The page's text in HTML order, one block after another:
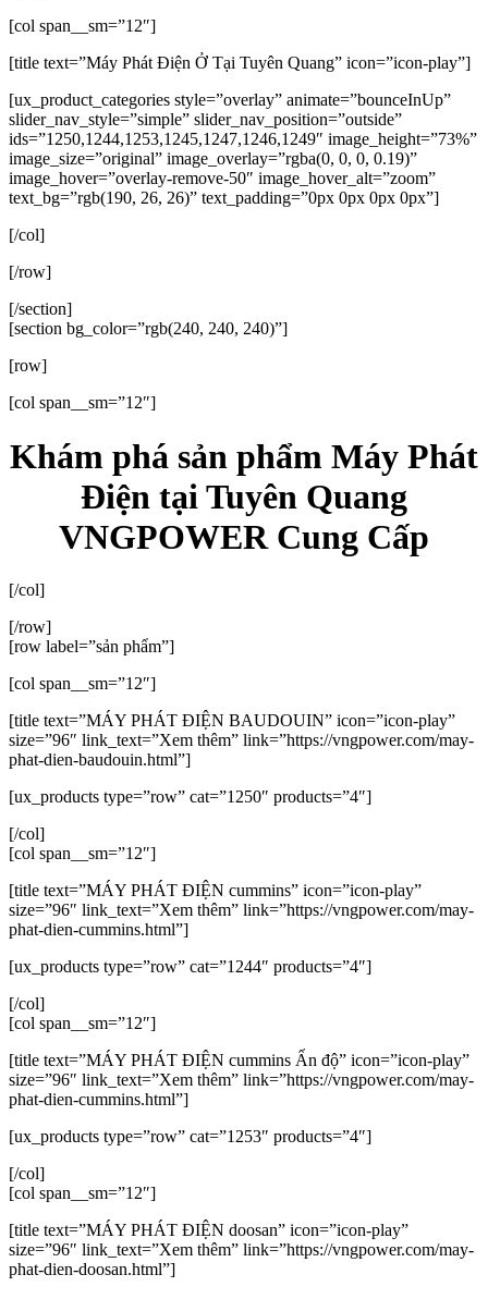
[col span__sm=”12″]
[title text=”Máy Phát Điện Ở Tại Tuyên Quang” icon=”icon-play”]
[ux_product_categories style=”overlay” animate=”bounceInUp”
slider_nav_style=”simple” slider_nav_position=”outside”
ids=”1250,1244,1253,1245,1247,1246,1249″ image_height=”73%”
image_size=”original” image_overlay=”rgba(0, 0, 0, 0.19)”
image_hover=”overlay-remove-50″ image_hover_alt=”zoom”
text_bg=”rgb(190, 26, 26)” text_padding=”0px 0px 0px 0px”]
[/col]
[/row]
[/section]
[section bg_color=”rgb(240, 240, 240)”]
[row]
[col span__sm=”12″]
Khám phá sản phẩm Máy Phát
Điện tại Tuyên Quang
VNGPOWER Cung Cấp
[/col]
[/row]
[row label=”sản phẩm”]
[col span__sm=”12″]
[title text=”MÁY PHÁT ĐIỆN BAUDOUIN” icon=”icon-play”
size=”96″ link_text=”Xem thêm” link=”https://vngpower.com/may-
phat-dien-baudouin.html”]
[ux_products type=”row” cat=”1250″ products=”4″]
[/col]
[col span__sm=”12″]
[title text=”MÁY PHÁT ĐIỆN cummins” icon=”icon-play”
size=”96″ link_text=”Xem thêm” link=”https://vngpower.com/may-
phat-dien-cummins.html”]
[ux_products type=”row” cat=”1244″ products=”4″]
[/col]
[col span__sm=”12″]
[title text=”MÁY PHÁT ĐIỆN cummins Ấn độ” icon=”icon-play”
size=”96″ link_text=”Xem thêm” link=”https://vngpower.com/may-
phat-dien-cummins.html”]
[ux_products type=”row” cat=”1253″ products=”4″]
[/col]
[col span__sm=”12″]
[title text=”MÁY PHÁT ĐIỆN doosan” icon=”icon-play”
size=”96″ link_text=”Xem thêm” link=”https://vngpower.com/may-
phat-dien-doosan.html”]